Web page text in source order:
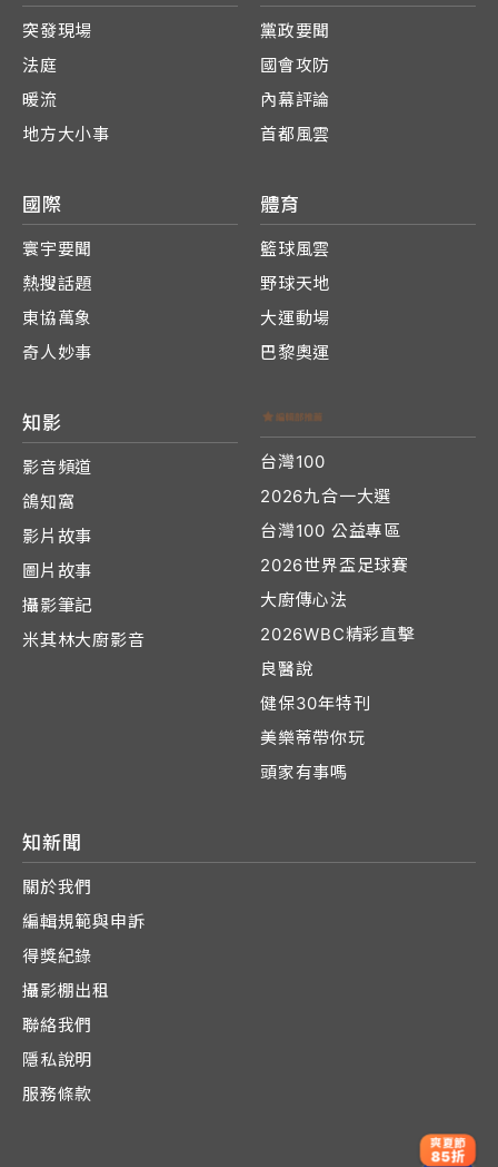
突發現場
法庭
暖流
地方大小事
黨政要聞
國會攻防
內幕評論
首都風雲
國際
寰宇要聞
熱搜話題
東協萬象
奇人妙事
體育
籃球風雲
野球天地
大運動場
巴黎奧運
知影
影音頻道
鴿知窩
影片故事
圖片故事
攝影筆記
米其林大廚影音
台灣100
2026九合一大選
台灣100 公益專區
2026世界盃足球賽
大廚傳心法
2026WBC精彩直擊
良醫說
健保30年特刊
美樂蒂帶你玩
頭家有事嗎
知新聞
關於我們
編輯規範與申訴
得獎紀錄
攝影棚出租
聯絡我們
隱私說明
服務條款
爽夏節
85折